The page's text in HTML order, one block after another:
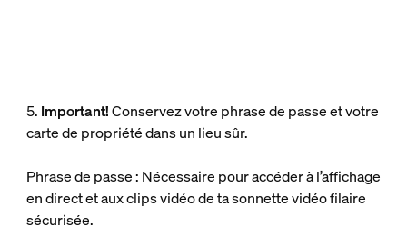
5. Important!Conservez votre phrase de passe et votre
carte de propriété dans un lieu sûr.
Phrase de passe : Nécessaire pour accéder à l’affichage
en direct et aux clips vidéo de ta sonnette vidéo filaire
sécurisée.